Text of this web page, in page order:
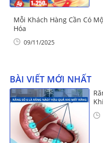
Mỗi Khách Hàng Cần Có
Hóa
09/11/2025
BÀI VIẾT MỚI NHẤT